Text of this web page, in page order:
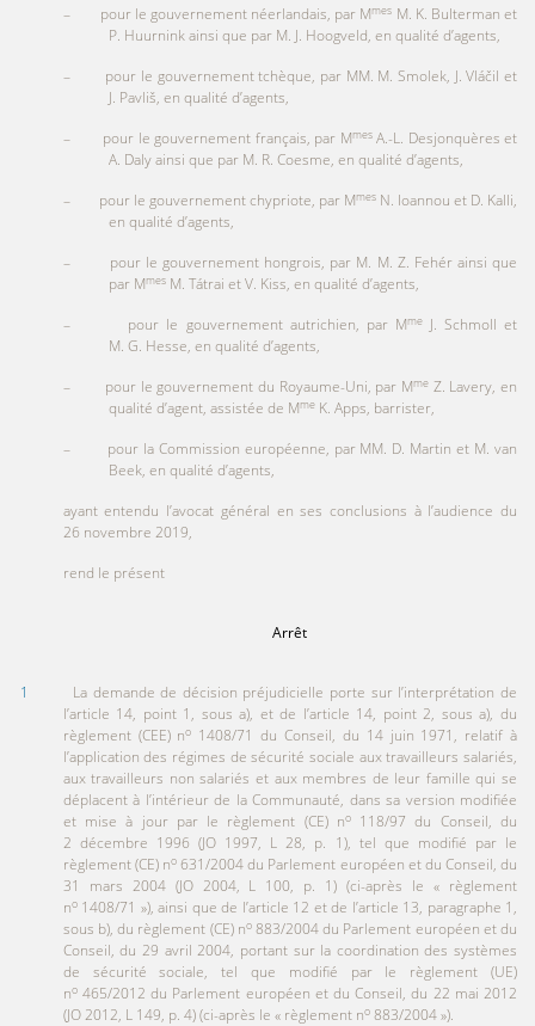
– pour le gouvernement néerlandais, par Mmes M. K. Bulterman et
P. Huurnink ainsi que par M. J. Hoogveld, en qualité d’agents,
– pour le gouvernement tchèque, par MM. M. Smolek, J. Vláčil et
J. Pavliš, en qualité d’agents,
– pour le gouvernement français, par MmesA.-L. Desjonquères et
A. Daly ainsi que par M. R. Coesme, en qualité d’agents,
– pour le gouvernement chypriote, par MmesN. Ioannou et D. Kalli,
en qualité d’agents,
– pour le gouvernement hongrois, par M. M. Z. Fehér ainsi que
par MmesM. Tátrai et V. Kiss, en qualité d’agents,
– pour le gouvernement autrichien, par MmeJ. Schmoll et
M. G. Hesse, en qualité d’agents,
– pour le gouvernement du Royaume-Uni, par Mme Z. Lavery, en
qualité d’agent, assistée de MmeK. Apps, barrister,
– pour la Commission européenne, par MM. D. Martin et M. van
Beek, en qualité d’agents,
ayant entendu l’avocat général en ses conclusions à l’audience du
26 novembre 2019,
rend le présent
Arrêt
1
La demande de décision préjudicielle porte sur l’interprétation de
l’article 14, point 1, sous a), et de l’article 14, point 2, sous a), du
règlement (CEE) no 1408/71 du Conseil, du 14 juin 1971, relatif à
l’application des régimes de sécurité sociale aux travailleurs salariés,
aux travailleurs non salariés et aux membres de leur famille qui se
déplacent à l’intérieur de la Communauté, dans sa version modifiée
et mise à jour par le règlement (CE) no118/97 du Conseil, du
2 décembre 1996 (JO 1997, L 28, p. 1), tel que modifié par le
règlement (CE) no 631/2004 du Parlement européen et du Conseil, du
31 mars 2004 (JO 2004, L 100, p. 1) (ci-après le « règlement
no1408/71 »), ainsi que de l’article 12 et de l’article 13, paragraphe 1,
sous b), du règlement (CE) no883/2004 du Parlement européen et du
Conseil, du 29 avril 2004, portant sur la coordination des systèmes
de sécurité sociale, tel que modifié par le règlement (UE)
no465/2012 du Parlement européen et du Conseil, du 22 mai 2012
(JO 2012, L 149, p. 4) (ci-après le « règlement no883/2004 »).